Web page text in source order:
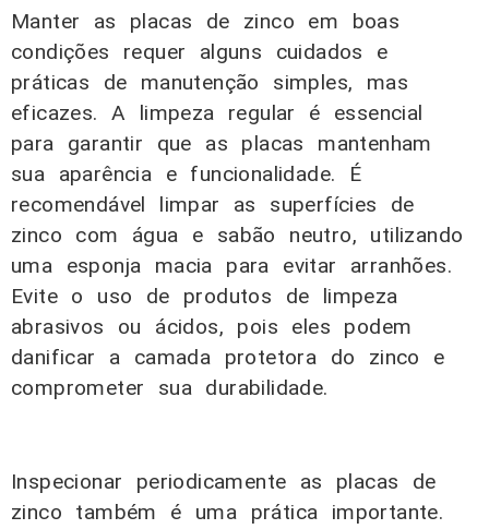
Manter as placas de zinco em boas
condições requer alguns cuidados e
práticas de manutenção simples, mas
eficazes. A limpeza regular é essencial
para garantir que as placas mantenham
sua aparência e funcionalidade. É
recomendável limpar as superfícies de
zinco com água e sabão neutro, utilizando
uma esponja macia para evitar arranhões.
Evite o uso de produtos de limpeza
abrasivos ou ácidos, pois eles podem
danificar a camada protetora do zinco e
comprometer sua durabilidade.
Inspecionar periodicamente as placas de
zinco também é uma prática importante.